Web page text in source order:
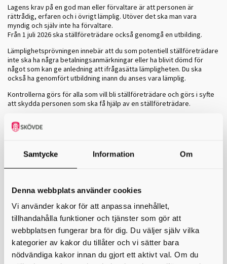
Samtycke Information Om
Denna webbplats använder cookies
Vi använder kakor för att anpassa innehållet,
tillhandahålla funktioner och tjänster som gör att
webbplatsen fungerar bra för dig. Du väljer själv vilka
kategorier av kakor du tillåter och vi sätter bara
nödvändiga kakor innan du gjort ett aktivt val. Om du
Lagens krav på en god man eller förvaltare är att personen är
rättrådig, erfaren och i övrigt lämplig. Utöver det ska man vara
myndig och själv inte ha förvaltare.
Från 1 juli 2026 ska ställföreträdare också genomgå en utbilding.
Lämplighetsprövningen innebär att du som potentiell ställföreträdare
inte ska ha några betalningsanmärkningar eller ha blivit dömd för
något som kan ge anledning att ifrågasätta lämpligheten. Du ska
också ha genomfört utbildning inann du anses vara lämplig.
Kontrollerna görs för alla som vill bli ställföreträdare och görs i syfte
att skydda personen som ska få hjälp av en ställföreträdare.
Kvalifikationer
förutsättningar:
Att du har viljan och förmågan att kunna engagera dig för en
alltid agera utifrån din huvudmans bästa.
Att du har vardagliga kunskaper i ekonomi. Detta för att kunna ta
hand om en annan persons ekonomi, kunna sätta upp en hållbar
budget samt att kunna fylla i en enklare årsredovisning till
överförmyndaren.
Att du har kunskap om hur samhället fungerar. Du har kontakt med
olika myndigheter och tar reda på information om det är något du